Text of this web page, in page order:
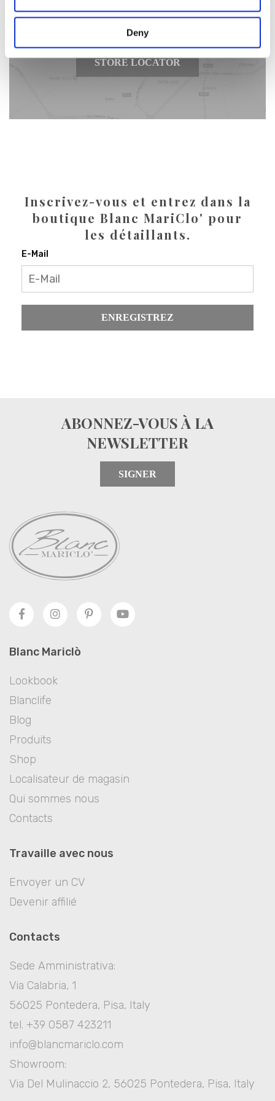
Deny
plus proche de chez vous
STORE LOCATOR
Inscrivez-vous et entrez dans la
boutique Blanc MariClo' pour
les détaillants.
E-Mail
ENREGISTREZ
ABONNEZ-VOUS À LA
NEWSLETTER
SIGNER
Blanc Mariclò
Lookbook
Blanclife
Blog
Produits
Shop
Localisateur de magasin
Qui sommes nous
Contacts
Travaille avec nous
Envoyer un CV
Devenir affilié
Contacts
Sede Amministrativa:
Via Calabria, 1
56025 Pontedera, Pisa, Italy
tel. +39 0587 423211
info@blancmariclo.com
Showroom:
Via Del Mulinaccio 2, 56025 Pontedera, Pisa, Italy